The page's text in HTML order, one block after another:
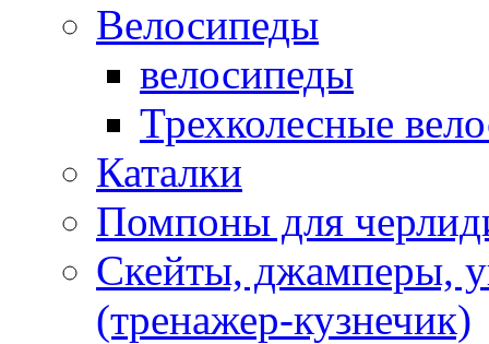
Велосипеды
велосипеды
Трехколесные
Каталки
Помпоны для
Скейты, джамперы,
(тренажер-кузнечик)